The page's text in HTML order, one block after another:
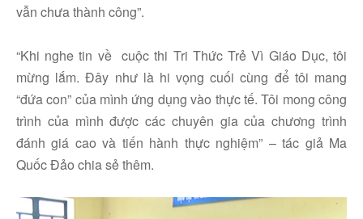
vẫn chưa thành công”.
“Khi nghe tin về cuộc thi Tri Thức Trẻ Vì Giáo Dục, tôi
mừng lắm. Đây như là hi vọng cuối cùng để tôi mang
“đứa con” của mình ứng dụng vào thực tế. Tôi mong công
trình của mình được các chuyên gia của chương trình
đánh giá cao và tiến hành thực nghiệm” – tác giả Ma
Quốc Đảo chia sẻ thêm.